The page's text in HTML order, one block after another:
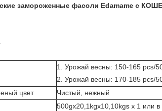
замороженные фасоли Edamame с
1. Урожай весны: 150-165 pcs/
2. Урожай весны: 170-185 pcs/
цвет
Чистый, нежный
500gx20,1kgx10,10kgs x 1 или в